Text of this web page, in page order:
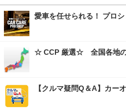
愛車を任せられる！ プロ
☆ CCP 厳選☆ 全国各地の
【クルマ疑問Q＆A】カー